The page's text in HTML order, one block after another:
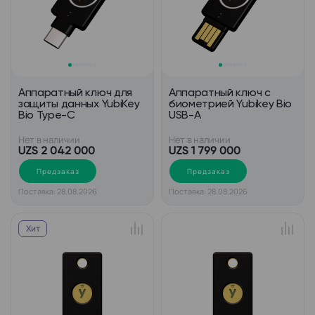
Аппаратный ключ для
защиты данных YubiKey
Bio Type-C
Нет в наличии
UZS 2 042 000
Предзаказ
Поставка: 28.08.2026
Аппаратный ключ с
биометрией Yubikey Bio
USB-A
Нет в наличии
UZS 1 799 000
Предзаказ
Поставка: 28.08.2026
Хит